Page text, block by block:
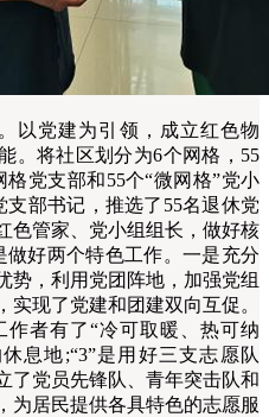
党建为引领，成立红色物
。将社区划分为6个网格，55
党支部和55个“微网格”党小
部书记，推选了55名退休党
色管家、党小组组长，做好核
做好两个特色工作。一是充分
势，利用党团阵地，加强党组
现了党建和团建双向互促。
者有了“冷可取暖、热可纳
息地;“3”是用好三支志愿队
了党员先锋队、青年突击队和
为居民提供各具特色的志愿服